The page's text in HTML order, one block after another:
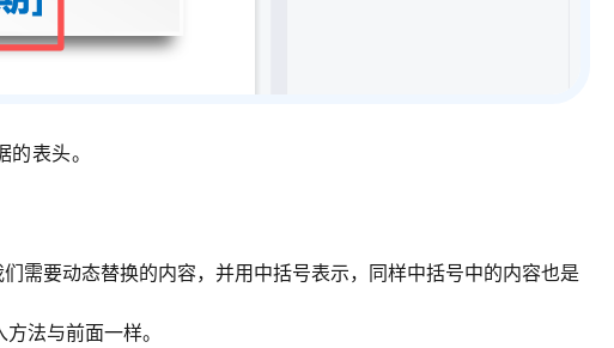
表头。
需要动态替换的内容，并用中括号表示，同样中括号中的内容也是
法与前面一样。